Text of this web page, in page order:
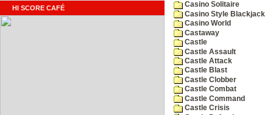
HI SCORE CAFÉ
Casino Solitaire
Casino Style Blackjack
Casino World
Castaway
Castle
Castle Assault
Castle Attack
Castle Blast
Castle Clobber
Castle Combat
Castle Command
Castle Crisis